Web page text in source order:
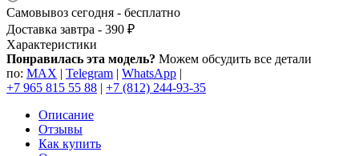
Самовывоз сегодня - бесплатно
Доставка завтра - 390 ₽
Характеристики
Понравилась эта модель? Можем обсудить все детали
по: MAX | Telegram | WhatsApp |
+7 965 815 55 88 | +7 (812) 244-93-35
Описание
Отзывы
Как купить